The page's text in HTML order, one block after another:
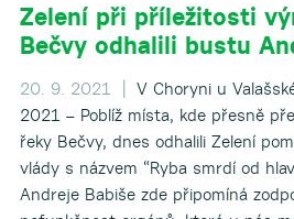
Zelení při příležitosti
Bečvy odhalili bustu
20. 9. 2021 |
V Choryni u
2021 – Poblíž místa, kde přesně
řeky Bečvy, dnes odhalili Zelení
vlády s názvem “Ryba smrdí od
Andreje Babiše zde připomíná